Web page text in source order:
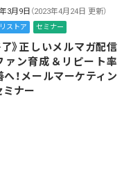
3月9日 （2023年4月24日 更新）
ストア セミナー
了》正しいメルマガ配信
ァン育成＆リピート率
へ！メールマーケティン
ミナー